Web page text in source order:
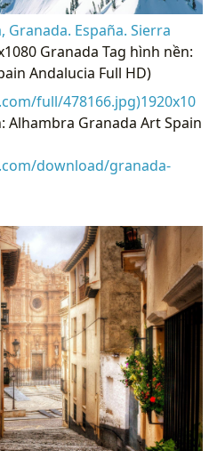
Granada. España. Sierra
Granada Tag hình nền:
Andalucia Full HD)
full/478166.jpg)1920x10
Alhambra Granada Art Spain
download/granada-